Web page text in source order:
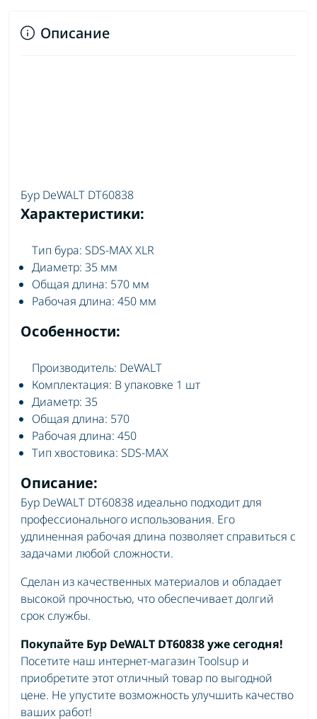
Описание
Бур DeWALT DT60838
Характеристики:
Тип бура: SDS-MAX XLR
Диаметр: 35 мм
Общая длина: 570 мм
Рабочая длина: 450 мм
Особенности:
Производитель: DeWALT
Комплектация: В упаковке 1 шт
Диаметр: 35
Общая длина: 570
Рабочая длина: 450
Тип хвостовика: SDS-MAX
Описание:
Бур DeWALT DT60838 идеально подходит для
профессионального использования. Его
удлиненная рабочая длина позволяет справиться с
задачами любой сложности.
Сделан из качественных материалов и обладает
высокой прочностью, что обеспечивает долгий
срок службы.
Покупайте Бур DeWALT DT60838 уже сегодня!
Посетите наш интернет-магазин Toolsup и
приобретите этот отличный товар по выгодной
цене. Не упустите возможность улучшить качество
ваших работ!